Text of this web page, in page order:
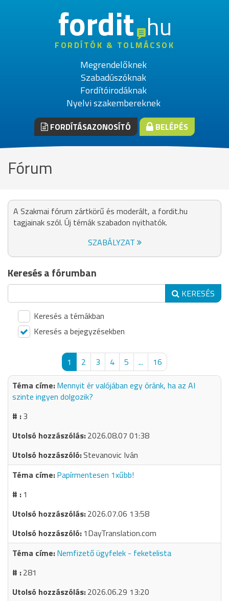
fordithu
FORDÍTÓK & TOLMÁCSOK
Megrendelőknek
Szabadúszóknak
Fordítóirodáknak
Nyelvi szakembereknek
FORDÍTÁSAZONOSÍTÓ BELÉPÉS
Fórum
A Szakmai fórum zártkörű és moderált, a fordit.hu
tagjainak szól. Új témák szabadon nyithatók.
SZABÁLYZAT
Keresés a fórumban
KERESÉS
Keresés a témákban
Keresés a bejegyzésekben
1 2 3 4 5 ...
16
Mennyit ér valójában egy óránk, ha az AI
szinte ingyen dolgozik?
3
2026.08.07 01:38
Stevanovic Iván
Papírmentesen 1xűbb!
1
2026.07.06 13:58
1DayTranslation.com
Nemfizető ügyfelek - feketelista
281
2026.06.29 13:20